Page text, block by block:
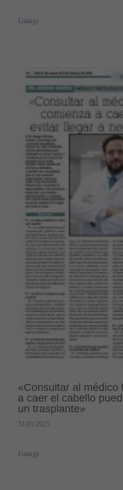
Enlarge
«Consultar al médico
a caer el cabello
un trasplante»
31/01/2025
Enlarge